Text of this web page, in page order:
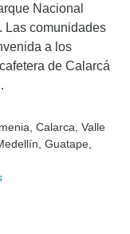
Nacional
Las comunidades
a los
de Calarcá
, Calarca , Valle
, Guatape